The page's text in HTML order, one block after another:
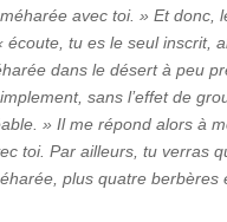
avec toi. » Et donc,
tu es le seul inscrit,
dans le désert à peu
sans l’effet de
» Il me répond alors à
toi. Par ailleurs, tu verras
plus quatre